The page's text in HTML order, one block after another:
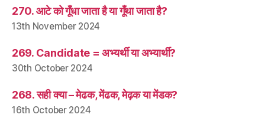
270. आटे को गूँधा जाता है या गूँथा जाता है?
13th November 2024
269. Candidate = अभ्यर्थी या अभ्यार्थी?
30th October 2024
268. सही क्या – मेढक, मेंढक, मेढ़क या मेंडक?
16th October 2024